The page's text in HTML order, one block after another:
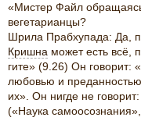
«Мистер Файл
вегетарианцы?
Шрила Прабхупада: Да,
Кришна может есть всё,
гите» (9.26) Он говорит:
любовью и
их». Он нигде не
(«Наука самоосознания»,